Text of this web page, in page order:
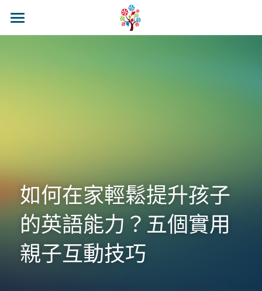
小學全美進階班
糖果營隊活動
如何在家輕鬆提升孩子
的英語能力？五個實用
親子互動技巧